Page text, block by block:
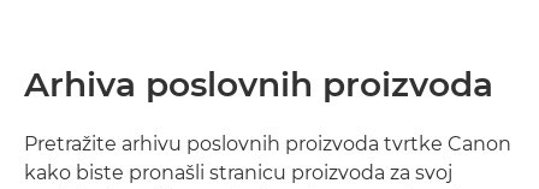
Arhiva poslovnih proizvoda
Pretražite arhivu poslovnih proizvoda tvrtke Canon
kako biste pronašli stranicu proizvoda za svoj